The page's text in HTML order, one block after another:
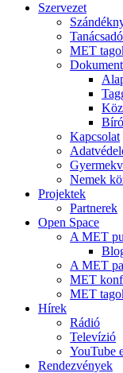
Szervezet
MET
Kapcsolat
Nemek
Projektek
Partnerek
Open Space
A MET
A MET
MET
MET
Hírek
Rádió
Televízió
YouTube
Rendezvények